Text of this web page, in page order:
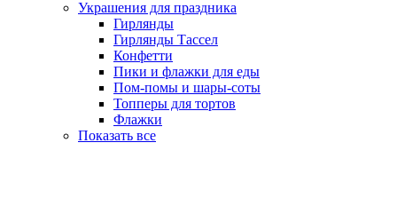
Украшения для праздника
Гирлянды
Гирлянды Тассел
Конфетти
Пики и флажки для еды
Пом-помы и шары-соты
Топперы для тортов
Флажки
Показать все